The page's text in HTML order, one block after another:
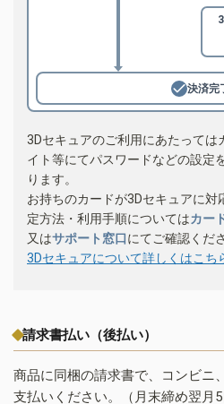
決済完
3Dセキュアのご利用にあたっては
イト等にてパスワードなどの設定
ります。
お持ちのカードが3Dセキュアに対
定方法・利用手順についてはカー
又はサポート窓口にてご確認くだ
3Dセキュアについて詳しくはこち
請求書払い（後払い）
商品に同梱の請求書で、コンビニ
支払いください。（月末締め翌月5